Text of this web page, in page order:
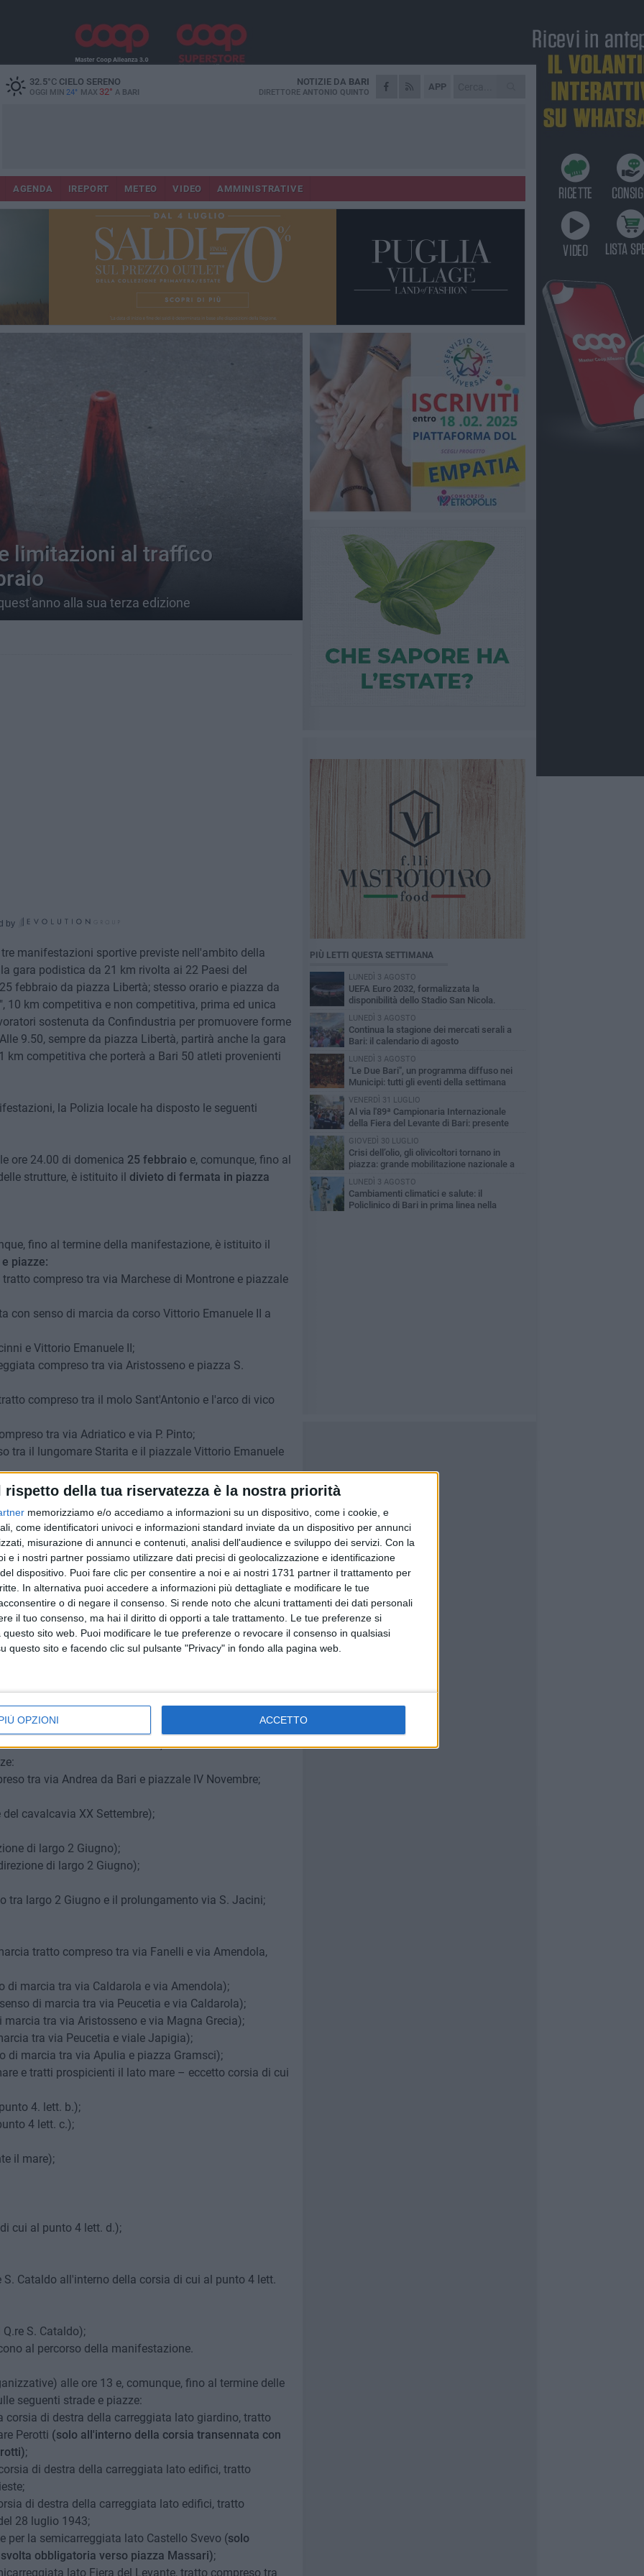
rispetto della tua riservatezza è la nostra priorità
memorizziamo e/o accediamo a informazioni su un dispositivo, come i cookie, e
come identificatori univoci e informazioni standard inviate da un dispositivo per annunci
misurazione di annunci e contenuti, analisi dell'audience e sviluppo dei servizi. Con la
e i nostri partner possiamo utilizzare dati precisi di geolocalizzazione e identificazione
dispositivo. Puoi fare clic per consentire a noi e ai nostri 1731 partner il trattamento per
In alternativa puoi accedere a informazioni più dettagliate e modificare le tue
o di negare il consenso. Si rende noto che alcuni trattamenti dei dati personali
il tuo consenso, ma hai il diritto di opporti a tale trattamento. Le tue preferenze si
sito web. Puoi modificare le tue preferenze o revocare il consenso in qualsiasi
questo sito e facendo clic sul pulsante "Privacy" in fondo alla pagina web.
OPZIONI ACCETTO
32.5°CCIELO SERENO
OGGI MIN 24° MAX 32° A BARI
APP
NOTIZIE DA BARI
DIRETTORE ANTONIO QUINTO
AGENDA IREPORT METEO VIDEO AMMINISTRATIVE
limitazioni al traffico
alla sua terza edizione
by
manifestazioni sportive previste nell'ambito della
gara podistica da 21 km rivolta ai 22 Paesi del
febbraio da piazza Libertà; stesso orario e piazza da
10 km competitiva e non competitiva, prima ed unica
sostenuta da Confindustria per promuovere forme
9.50, sempre da piazza Libertà, partirà anche la gara
km competitiva che porterà a Bari 50 atleti provenienti
la Polizia locale ha disposto le seguenti
ore 24.00 di domenica 25 febbraioe, comunque, fino al
strutture, è istituito il divieto di fermata in piazza
fino al termine della manifestazione, è istituito il
piazze:
compreso tra via Marchese di Montrone e piazzale
con senso di marcia da corso Vittorio Emanuele II a
e Vittorio Emanuele II;
compreso tra via Aristosseno e piazza S.
compreso tra il molo Sant'Antonio e l'arco di vico
tra via Adriatico e via P. Pinto;
tra il lungomare Starita e il piazzale Vittorio Emanuele
e con senso di marcia tra via Salvemini e via
tra le carreggiate di via Di Vagno (area sottostante il
fino al termine delle esigenze, è istituito ildivieto di
tra via Marchese di Montrone e via Andrea da Bari;
e corso Vittorio Emanuele II;
marcia da corso Vittorio Emanuele II a piazza
alle ore 13.00, relativamente al
termine della manifestazione, è istituito ildivieto di
tra via Andrea da Bari e piazzale IV Novembre;
cavalcavia XX Settembre);
di largo 2 Giugno);
di largo 2 Giugno);
tra largo 2 Giugno e il prolungamento via S. Jacini;
tratto compreso tra via Fanelli e via Amendola,
di marcia tra via Caldarola e via Amendola);
di marcia tra via Peucetia e via Caldarola);
tra via Aristosseno e via Magna Grecia);
tra via Peucetia e viale Japigia);
di marcia tra via Apulia e piazza Gramsci);
e tratti prospicienti il lato mare – eccetto corsia di cui
4. lett. b.);
4 lett. c.);
il mare);
cui al punto 4 lett. d.);
S. Cataldo all'interno della corsia di cui al punto 4 lett.
S. Cataldo);
al percorso della manifestazione.
alle ore 13 e, comunque, fino al termine delle
seguenti strade e piazze:
corsia di destra della carreggiata lato giardino, tratto
Perotti (solo all'interno della corsia transennata con
;
di destra della carreggiata lato edifici, tratto
di destra della carreggiata lato edifici, tratto
28 luglio 1943;
per la semicarreggiata lato Castello Svevo (solo
obbligatoria verso piazza Massari);
lato Fiera del Levante, tratto compreso tra
PIÙ LETTI QUESTA SETTIMANA
LUNEDÌ 3 AGOSTO
UEFA Euro 2032, formalizzata la
disponibilità dello Stadio San Nicola.
Leccese: «Bari è pronta»
LUNEDÌ 3 AGOSTO
Continua la stagione dei mercati serali a
Bari: il calendario di agosto
LUNEDÌ 3 AGOSTO
"Le Due Bari", un programma diffuso nei
Municipi: tutti gli eventi della settimana
VENERDÌ 31 LUGLIO
Al via l'89ª Campionaria Internazionale
della Fiera del Levante di Bari: presente
Giorgia Meloni
GIOVEDÌ 30 LUGLIO
Crisi dell’olio, gli olivicoltori tornano in
piazza: grande mobilitazione nazionale a
Bari
LUNEDÌ 3 AGOSTO
Cambiamenti climatici e salute: il
Policlinico di Bari in prima linea nella